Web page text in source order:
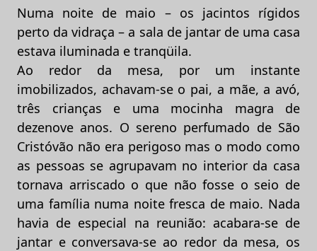
Numa noite de maio – os jacintos rígidos
perto da vidraça – a sala de jantar de uma casa
estava iluminada e tranqüila.
Ao redor da mesa, por um instante
imobilizados, achavam-se o pai, a mãe, a avó,
três crianças e uma mocinha magra de
dezenove anos. O sereno perfumado de São
Cristóvão não era perigoso mas o modo como
as pessoas se agrupavam no interior da casa
tornava arriscado o que não fosse o seio de
uma família numa noite fresca de maio. Nada
havia de especial na reunião: acabara-se de
jantar e conversava-se ao redor da mesa, os